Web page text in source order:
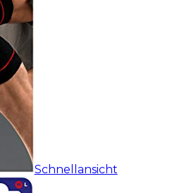
Schnellansicht